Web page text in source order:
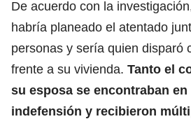
De acuerdo con la
habría planeado el atentado
personas y sería quien disparó
frente a su vivienda. Tanto el
su esposa se encontraban en
indefensión y recibieron